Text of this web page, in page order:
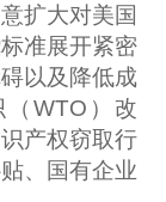
扩大对美国
准展开紧密
以及降低成
WTO）改
产权窃取行
、国有企业